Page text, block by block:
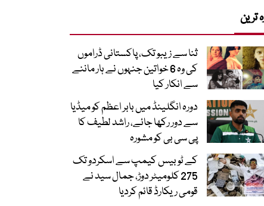
ترین
ثنا سے زیبو تک، پاکستانی ڈراموں
کی وہ 6 خواتین جنہوں نے ہار ماننے
سے انکار کیا
دورہ انگلینڈ میں بابر اعظم کو میڈیا
سے دور رکھا جائے، راشد لطیف کا
پی سی بی کو مشورہ
کے ٹو بیس کیمپ سے اسکردو تک
275 کلومیٹر دوڑ، جمال سید نے
قومی ریکارڈ قائم کردیا